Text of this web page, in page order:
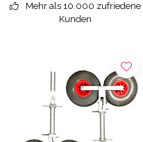
Mehr als 10.000 zufriedene
Kunden